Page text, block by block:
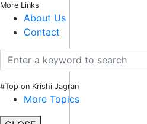
More Links
About Us
Contact
#Top on Krishi Jagran
More Topics